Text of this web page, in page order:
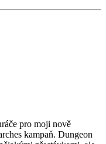
pro moji nově
kampaň. Dungeon